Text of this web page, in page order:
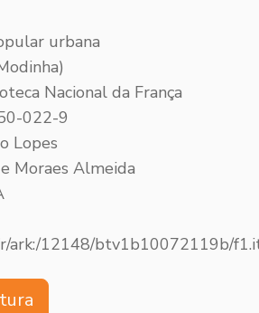
urbana
Nacional da França
022-9
Lopes
Moraes Almeida
ark:/12148/btv1b10072119b/